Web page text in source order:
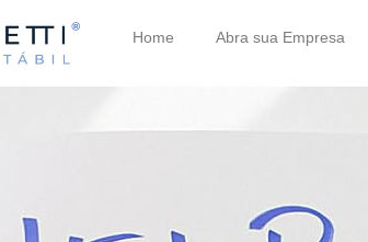
Home Abra sua Empresa